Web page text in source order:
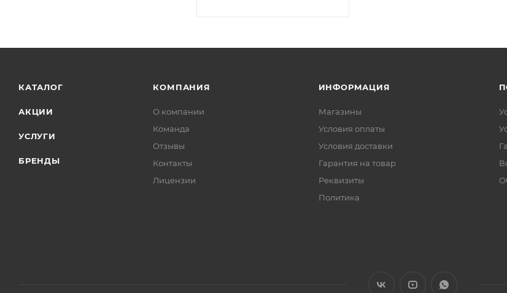
КАТАЛОГ
АКЦИИ
УСЛУГИ
БРЕНДЫ
КОМПАНИЯ
О компании
Команда
Отзывы
Контакты
Лицензии
ИНФОРМАЦИЯ
Магазины
Условия оплаты
Условия доставки
Гарантия на товар
Реквизиты
Политика